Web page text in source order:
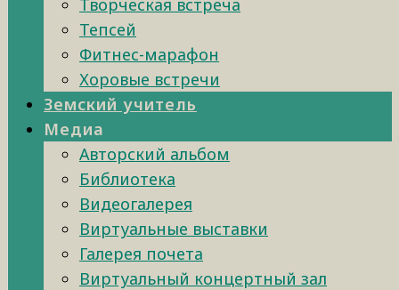
Творческая встреча
Тепсей
Фитнес-марафон
Хоровые встречи
Земский учитель
Медиа
Авторский альбом
Библиотека
Видеогалерея
Виртуальные выставки
Галерея почета
Виртуальный концертный зал